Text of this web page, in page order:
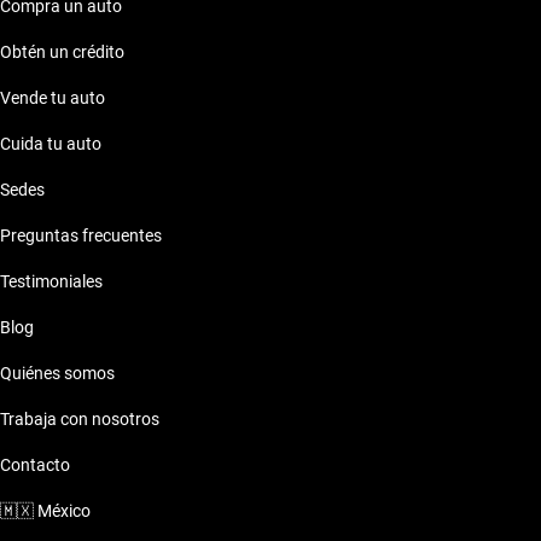
Compra un auto
Obtén un crédito
Vende tu auto
Cuida tu auto
Sedes
Preguntas frecuentes
Testimoniales
Blog
Quiénes somos
Trabaja con nosotros
Contacto
🇲🇽 México